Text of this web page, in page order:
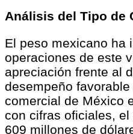
Análisis del Tipo de
El peso mexicano ha
operaciones de este
apreciación frente al
desempeño
comercial de México
con cifras oficiales,
609 millones de